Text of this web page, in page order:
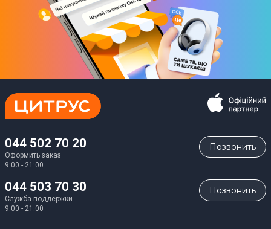
044 502 70 20
Оформить заказ
9:00 - 21:00
Позвонить
044 503 70 30
Служба поддержки
9:00 - 21:00
Позвонить